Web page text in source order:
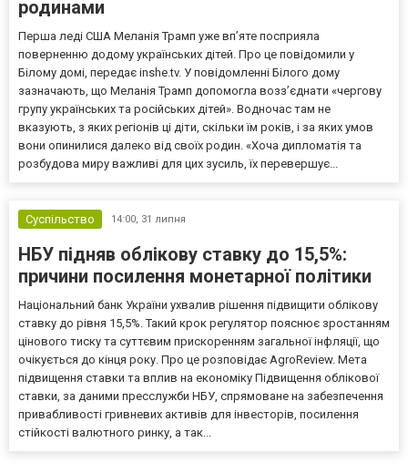
родинами
Перша леді США Меланія Трамп уже впʼяте посприяла
поверненню додому українських дітей. Про це повідомили у
Білому домі, передає inshe.tv. У повідомленні Білого дому
зазначають, що Меланія Трамп допомогла возз’єднати «чергову
групу українських та російських дітей». Водночас там не
вказують, з яких регіонів ці діти, скільки їм років, і за яких умов
вони опинилися далеко від своїх родин. «Хоча дипломатія та
розбудова миру важливі для цих зусиль, їх перевершує...
Суспільство 14:00, 31 липня
НБУ підняв облікову ставку до 15,5%:
причини посилення монетарної політики
Національний банк України ухвалив рішення підвищити облікову
ставку до рівня 15,5%. Такий крок регулятор пояснює зростанням
цінового тиску та суттєвим прискоренням загальної інфляції, що
очікується до кінця року. Про це розповідає AgroReview. Мета
підвищення ставки та вплив на економіку Підвищення облікової
ставки, за даними пресслужби НБУ, спрямоване на забезпечення
привабливості гривневих активів для інвесторів, посилення
стійкості валютного ринку, а так...